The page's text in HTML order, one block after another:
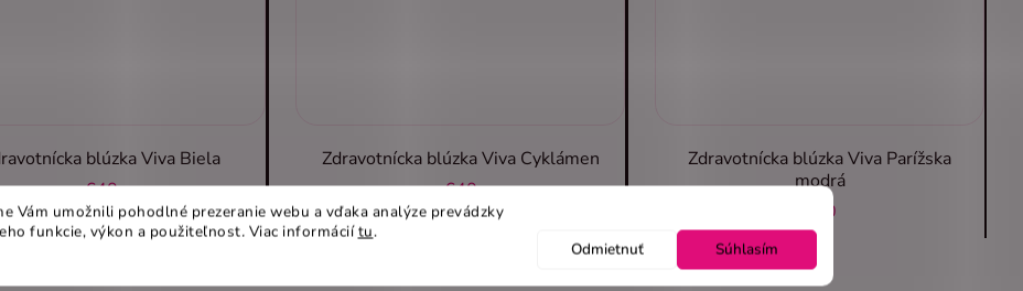
Vám umožnili pohodlné prezeranie webu a vďaka analýze prevádzky
funkcie, výkon a použiteľnost. Viac informáciítu.
Odmietnuť Súhlasím
blúzka Viva Biela
€40
Zdravotnícka blúzka Viva Cyklámen
€40
Zdravotnícka blúzka Viva Parížska
modrá
€40